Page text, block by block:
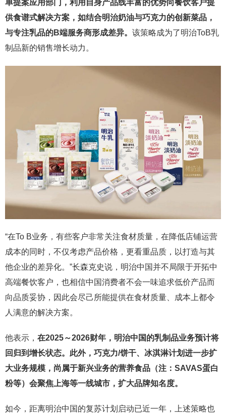
单提案应用部门，利用自身产品线丰富的优势向餐饮客户提
供食谱式解决方案，如结合明治奶油与巧克力的创新菜品，
与专注乳品的B端服务商形成差异。 该策略成为了明治ToB乳
制品新的销售增长动力。
“在To B业务，有些客户非常关注食材质量，在降低店铺运营
成本的同时，不仅考虑产品价格，更看重品质，以打造与其
他企业的差异化。”长森克史说，明治中国并不局限于开拓中
高端餐饮客户，也相信中国消费者不会一味追求低价产品而
向品质妥协，因此会尽己所能提供在食材质量、成本上都令
人满意的解决方案。
他表示， 在2025～2026财年，明治中国的乳制品业务预计将
回归到增长状态。此外，巧克力/饼干、冰淇淋计划进一步扩
大业务规模，尚属于新兴业务的营养食品（注： SAVAS蛋白
粉等）会聚焦上海等一线城市，扩大品牌知名度。
如今，距离明治中国的复苏计划启动已近一年，上述策略也